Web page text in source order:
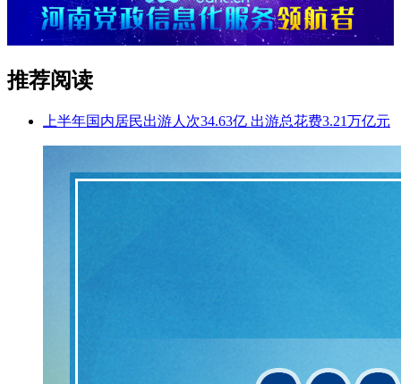
推荐阅读
上半年国内居民出游人次34.63亿 出游总花费3.21万亿元